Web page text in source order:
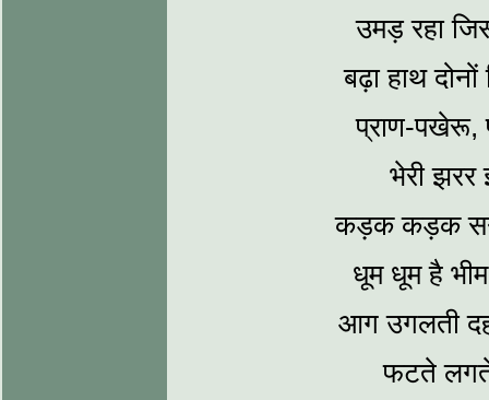
उमड़ रहा
बढ़ा हाथ
प्राण-पखेरू,
भेरी झरर
कड़क कड़क
धूम धूम है
आग उगलती
फटते लगते